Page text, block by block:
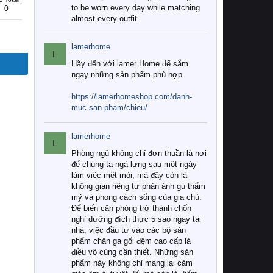
0
to be worn every day while matching
almost every outfit.
L
lamerhome
Hãy đến với lamer Home để sắm
ngay những sản phẩm phù hợp
https://lamerhomeshop.com/danh-
muc-san-pham/chieu/
L
lamerhome
Phòng ngủ không chỉ đơn thuần là nơi
để chúng ta ngả lưng sau một ngày
làm việc mệt mỏi, mà đây còn là
không gian riêng tư phản ánh gu thẩm
mỹ và phong cách sống của gia chủ.
Để biến căn phòng trở thành chốn
nghỉ dưỡng đích thực 5 sao ngay tại
nhà, việc đầu tư vào các bộ sản
phẩm chăn ga gối đệm cao cấp là
điều vô cùng cần thiết. Những sản
phẩm này không chỉ mang lại cảm